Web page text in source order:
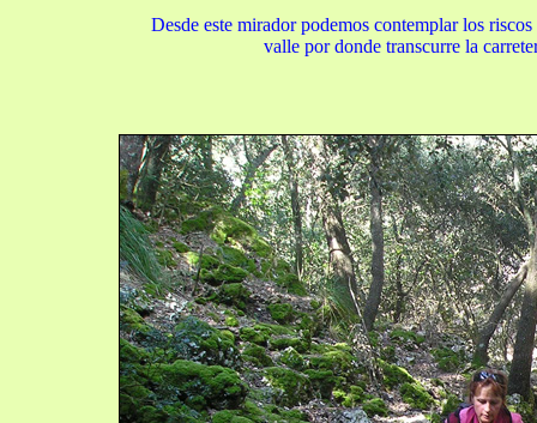
Desde este mirador podemos contemplar los
valle por donde transcurre la